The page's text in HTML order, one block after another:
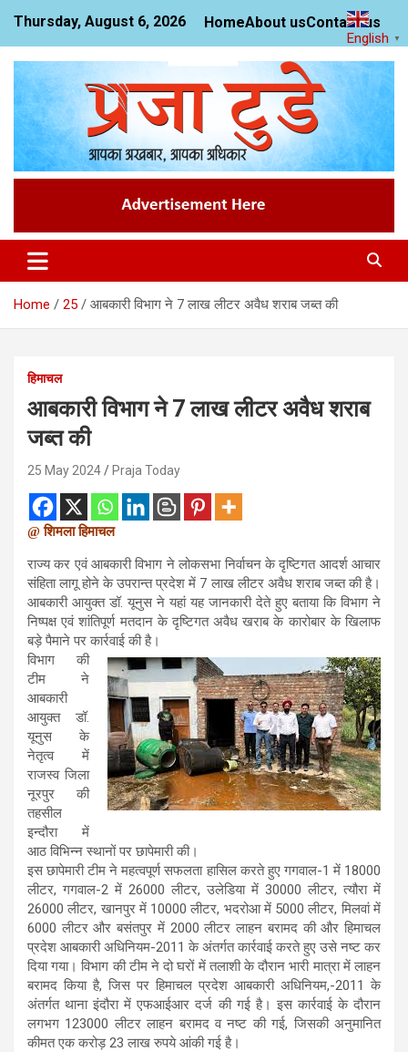
content
Thursday, August 6, 2026 HomeAbout usContact us
Praja Today
News Website
Home 25 आबकारी विभाग ने 7 लाख लीटर अवैध शराब जब्त की
हिमाचल
आबकारी विभाग ने 7 लाख लीटर अवैध शराब
जब्त की
25 May 2024 Praja Today
@ शिमला हिमाचल
राज्य कर एवं आबकारी विभाग ने लोकसभा निर्वाचन के दृष्टिगत आदर्श आचार
संहिता लागू होने के उपरान्त प्रदेश में 7 लाख लीटर अवैध शराब जब्त की है।
आबकारी आयुक्त डॉ. यूनुस ने यहां यह जानकारी देते हुए बताया कि विभाग ने
निष्पक्ष एवं शांतिपूर्ण मतदान के दृष्टिगत अवैध खराब के कारोबार के खिलाफ
बड़े पैमाने पर कार्रवाई की है।
विभाग की
टीम ने
आबकारी
आयुक्त डॉ.
यूनुस के
नेतृत्व में
राजस्व जिला
नूरपुर की
तहसील
इन्दौरा में
आठ विभिन्न स्थानों पर छापेमारी की।
इस छापेमारी टीम ने महत्वपूर्ण सफलता हासिल करते हुए गगवाल-1 में 18000
लीटर, गगवाल-2 में 26000 लीटर, उलेडिया में 30000 लीटर, त्यौरा में
26000 लीटर, खानपुर में 10000 लीटर, भदरोआ में 5000 लीटर, मिलवां में
6000 लीटर और बसंतपुर में 2000 लीटर लाहन बरामद की और हिमाचल
प्रदेश आबकारी अधिनियम-2011 के अंतर्गत कार्रवाई करते हुए उसे नष्ट कर
दिया गया। विभाग की टीम ने दो घरों में तलाशी के दौरान भारी मात्रा में लाहन
बरामद किया है, जिस पर हिमाचल प्रदेश आबकारी अधिनियम,-2011 के
अंतर्गत थाना इंदौरा में एफआईआर दर्ज की गई है। इस कार्रवाई के दौरान
लगभग 123000 लीटर लाहन बरामद व नष्ट की गई, जिसकी अनुमानित
कीमत एक करोड़ 23 लाख रुपये आंकी गई है।
English ▼